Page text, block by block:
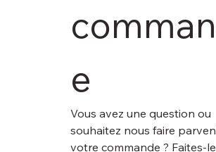
e
Vous avez une question ou
souhaitez nous faire
votre commande ? Faites-